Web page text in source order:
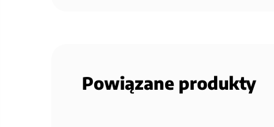
Powiązane produkty